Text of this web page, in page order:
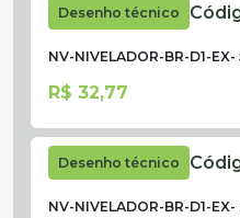
Desenho técnico
NV-NIVELADOR-BR-D1-
R$ 32,77
Desenho técnico
NV-NIVELADOR-BR-D1-